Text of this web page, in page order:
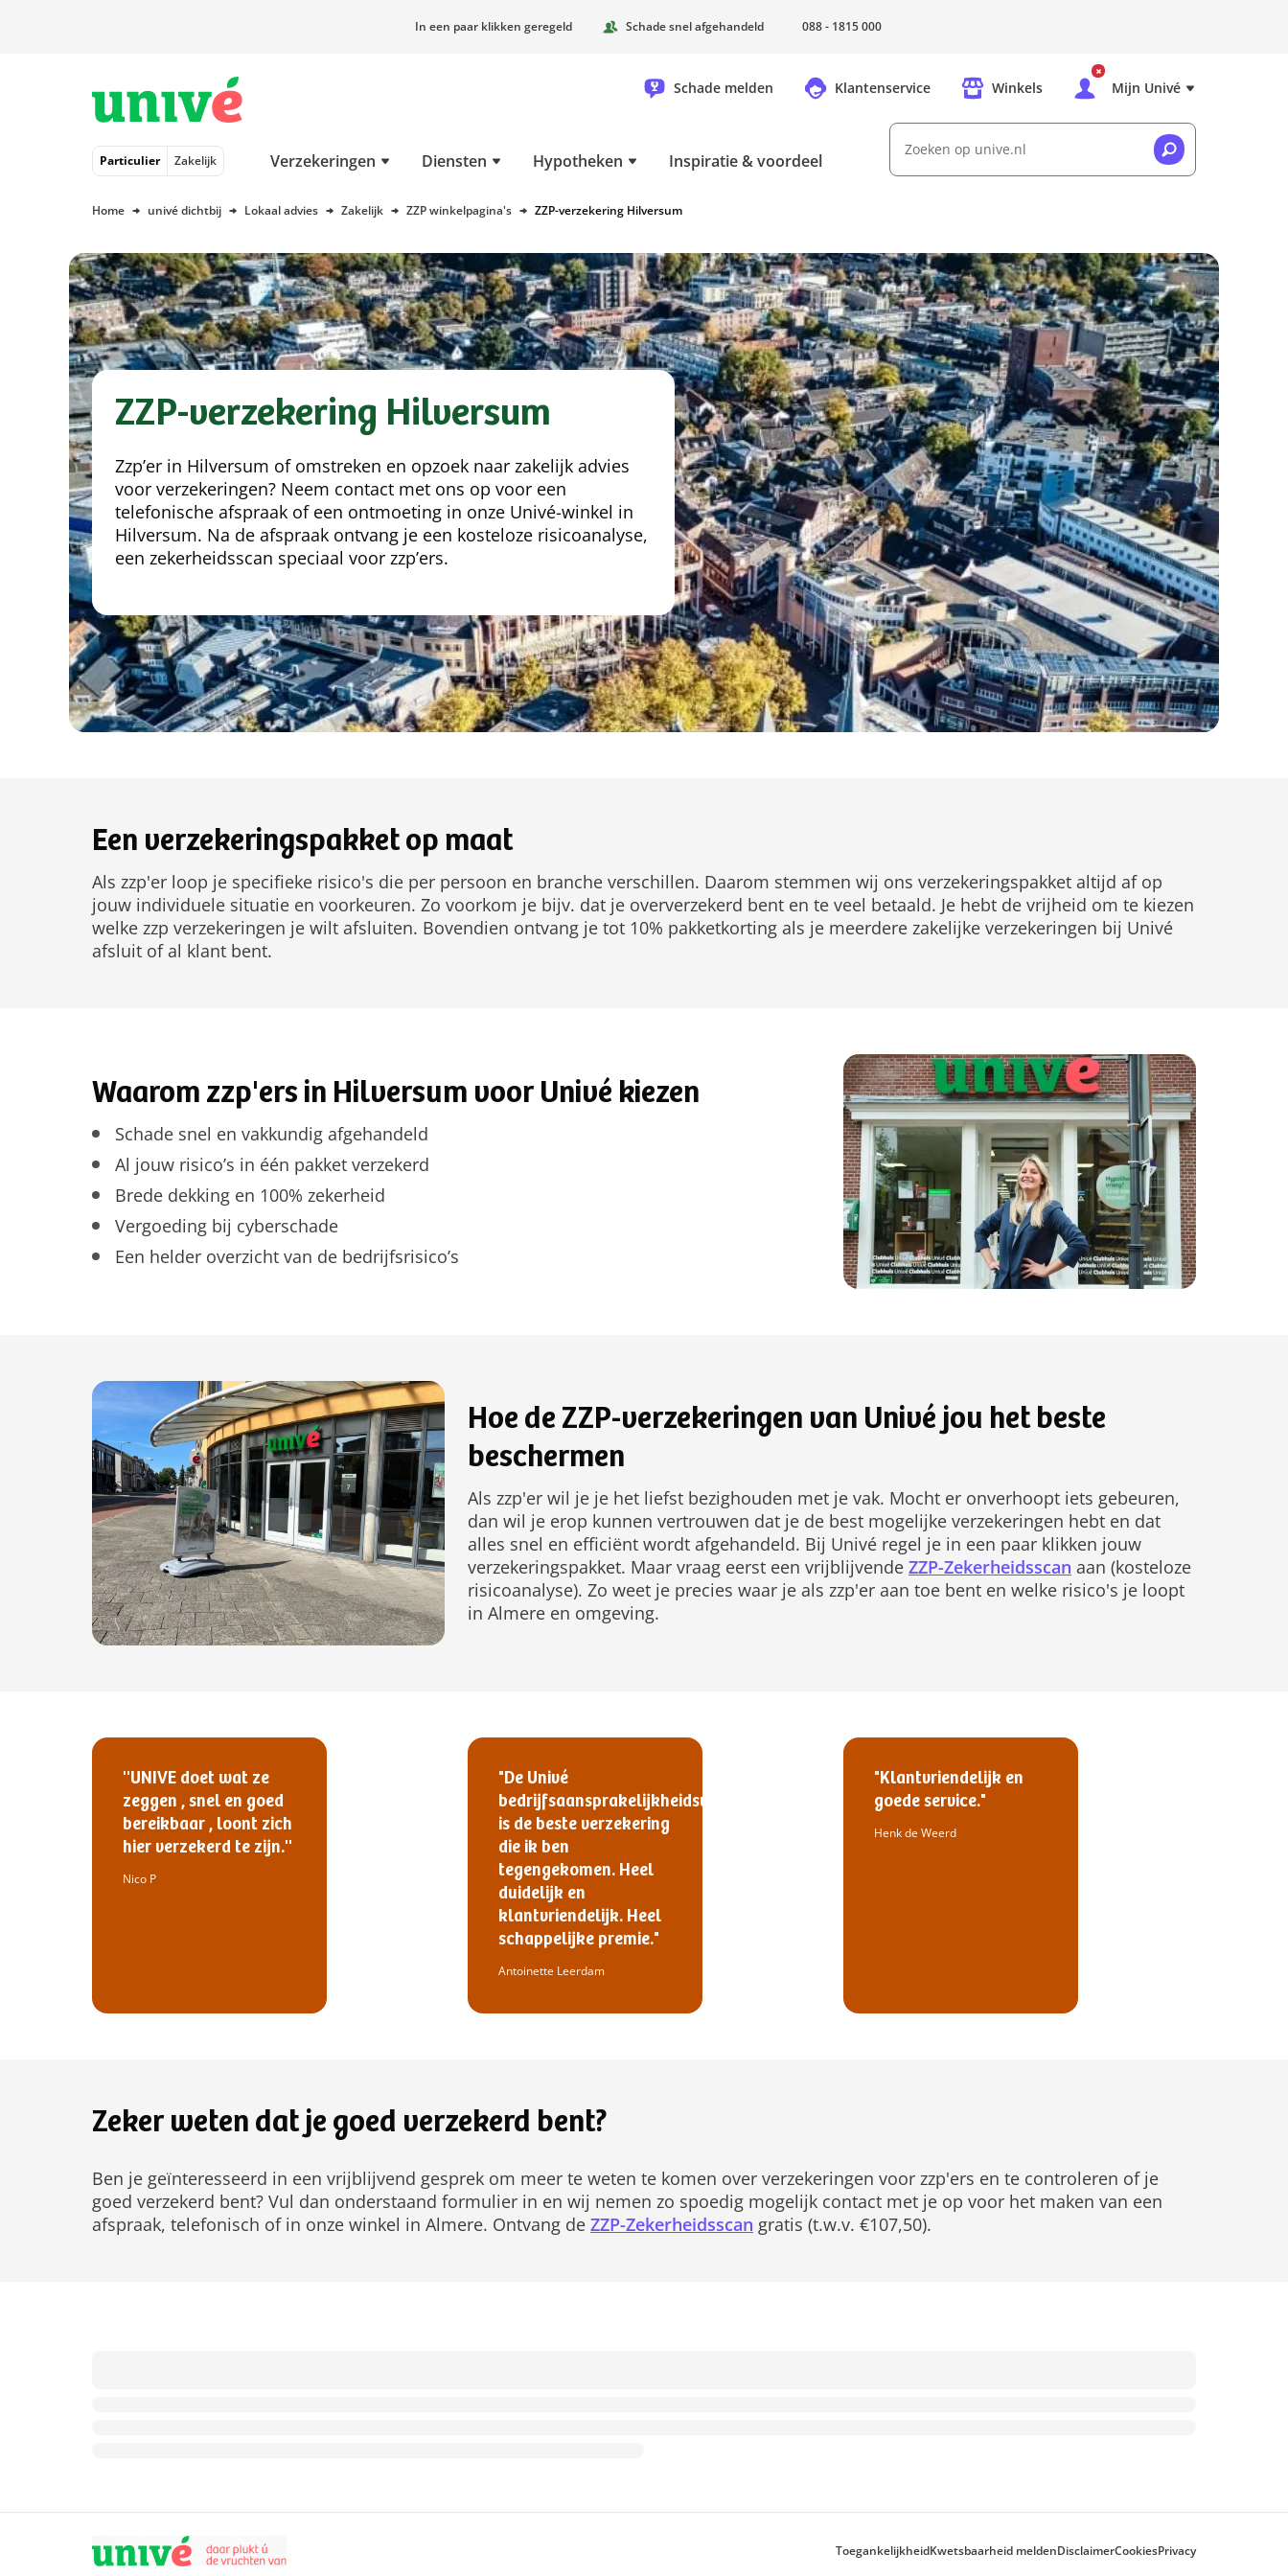
In een paar klikken geregeld Schade snel afgehandeld 088 - 1815 000
Schade melden Klantenservice Winkels Mijn Univé
Particulier Zakelijk Verzekeringen Diensten Hypotheken Inspiratie & voordeel
Zoeken op unive.nl
Home univé dichtbij Lokaal advies Zakelijk ZZP winkelpagina's ZZP-verzekering Hilversum
ZZP-verzekering Hilversum
Zzp’er in Hilversum of omstreken en opzoek naar zakelijk advies
voor verzekeringen? Neem contact met ons op voor een
telefonische afspraak of een ontmoeting in onze Univé-winkel in
Hilversum. Na de afspraak ontvang je een kosteloze risicoanalyse,
een zekerheidsscan speciaal voor zzp’ers.
Een verzekeringspakket op maat
Als zzp'er loop je specifieke risico's die per persoon en branche verschillen. Daarom stemmen wij ons verzekeringspakket altijd af op
jouw individuele situatie en voorkeuren. Zo voorkom je bijv. dat je oververzekerd bent en te veel betaald. Je hebt de vrijheid om te kiezen
welke zzp verzekeringen je wilt afsluiten. Bovendien ontvang je tot 10% pakketkorting als je meerdere zakelijke verzekeringen bij Univé
afsluit of al klant bent.
Waarom zzp'ers in Hilversum voor Univé kiezen
Schade snel en vakkundig afgehandeld
Al jouw risico’s in één pakket verzekerd
Brede dekking en 100% zekerheid
Vergoeding bij cyberschade
Een helder overzicht van de bedrijfsrisico’s
Hoe de ZZP-verzekeringen van Univé jou het beste
beschermen
Als zzp'er wil je je het liefst bezighouden met je vak. Mocht er onverhoopt iets gebeuren,
dan wil je erop kunnen vertrouwen dat je de best mogelijke verzekeringen hebt en dat
alles snel en efficiënt wordt afgehandeld. Bij Univé regel je in een paar klikken jouw
verzekeringspakket. Maar vraag eerst een vrijblijvende ZZP-Zekerheidsscan aan (kosteloze
risicoanalyse). Zo weet je precies waar je als zzp'er aan toe bent en welke risico's je loopt
in Almere en omgeving.
''UNIVE doet wat ze
zeggen , snel en goed
bereikbaar , loont zich
hier verzekerd te zijn.''
Nico P
"De Univé
bedrijfsaansprakelijkheidsverzekering
is de beste verzekering
die ik ben
tegengekomen. Heel
duidelijk en
klantvriendelijk. Heel
schappelijke premie."
Antoinette Leerdam
"Klantvriendelijk en
goede service."
Henk de Weerd
Zeker weten dat je goed verzekerd bent?
Ben je geïnteresseerd in een vrijblijvend gesprek om meer te weten te komen over verzekeringen voor zzp'ers en te controleren of je
goed verzekerd bent? Vul dan onderstaand formulier in en wij nemen zo spoedig mogelijk contact met je op voor het maken van een
afspraak, telefonisch of in onze winkel in Almere. Ontvang de ZZP-Zekerheidsscan gratis (t.w.v. €107,50).
ToegankelijkheidKwetsbaarheid meldenDisclaimerCookiesPrivacy